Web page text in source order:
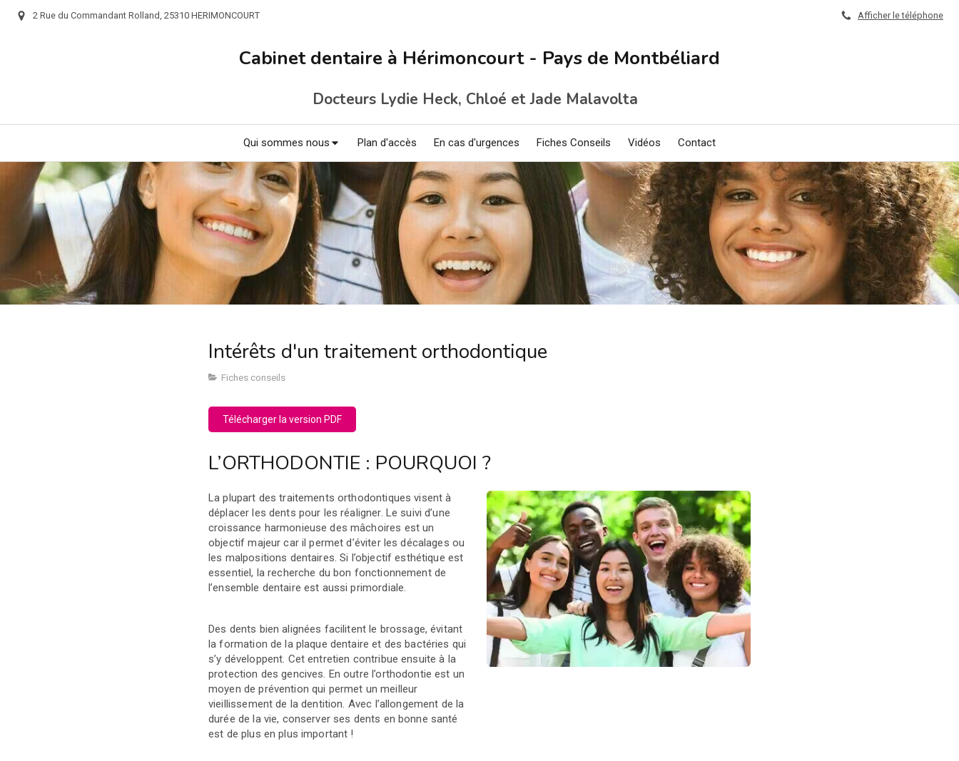
2 Rue du Commandant Rolland, 25310 HERIMONCOURT Afficher le téléphone
Cabinet dentaire à Hérimoncourt - Pays de Montbéliard
Docteurs Lydie Heck, Chloé et Jade Malavolta
Qui sommes nous Plan d'accès En cas d'urgences Fiches Conseils Vidéos Contact
Intérêts d'un traitement orthodontique
Fiches conseils
Télécharger la version PDF
L’ORTHODONTIE : POURQUOI ?
La plupart des traitements orthodontiques visent à
déplacer les dents pour les réaligner. Le suivi d’une
croissance harmonieuse des mâchoires est un
objectif majeur car il permet d’éviter les décalages ou
les malpositions dentaires. Si l’objectif esthétique est
essentiel, la recherche du bon fonctionnement de
l’ensemble dentaire est aussi primordiale.
Des dents bien alignées facilitent le brossage, évitant
la formation de la plaque dentaire et des bactéries qui
s’y développent. Cet entretien contribue ensuite à la
protection des gencives. En outre l’orthodontie est un
moyen de prévention qui permet un meilleur
vieillissement de la dentition. Avec l’allongement de la
durée de la vie, conserver ses dents en bonne santé
est de plus en plus important !